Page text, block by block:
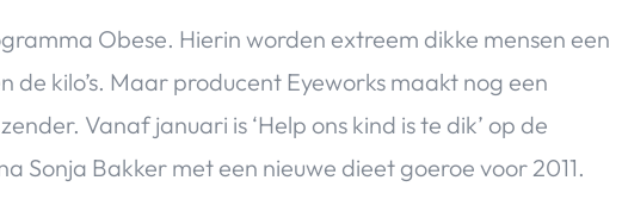
Obese. Hierin worden extreem dikke mensen een
kilo’s. Maar producent Eyeworks maakt nog een
Vanaf januari is ‘Help ons kind is te dik’ op de
Sonja Bakker met een nieuwe dieet goeroe voor 2011.